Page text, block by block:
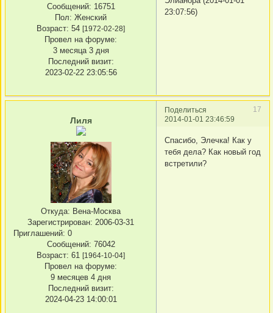
Сообщений: 16751
Пол: Женский
Возраст: 54 [1972-02-28]
Провел на форуме:
3 месяца 3 дня
Последний визит:
2023-02-22 23:05:56
23:07:56)
Поделиться
17
2014-01-01 23:46:59
Лиля
Откуда: Вена-Москва
Зарегистрирован: 2006-03-31
Приглашений: 0
Сообщений: 76042
Возраст: 61 [1964-10-04]
Провел на форуме:
9 месяцев 4 дня
Последний визит:
2024-04-23 14:00:01
Спасибо, Элечка! Как у
тебя дела? Как новый год
встретили?